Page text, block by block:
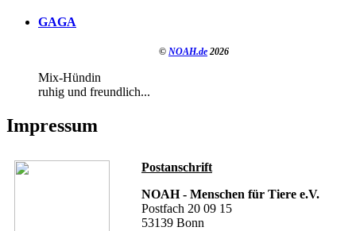
GAGA
© NOAH.de 2026
Mix-Hündin
ruhig und freundlich...
Impressum
Postanschrift
NOAH - Menschen für Tiere e.V.
Postfach 20 09 15
53139 Bonn